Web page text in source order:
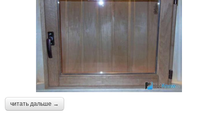
Подоконник в бане Панорамное окно
Пластиковое окно
читать дальше →